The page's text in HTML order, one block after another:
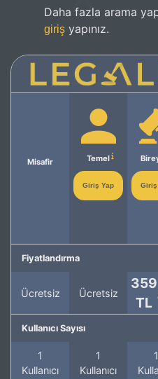
Daha fazla arama
giriş yapınız.
Misafir Temel
Giriş Yap Giriş
Fiyatlandırma
Ücretsiz Ücretsiz
359
TL
Kullanıcı Sayısı
1
Kullanıcı
1
Kullanıcı
1